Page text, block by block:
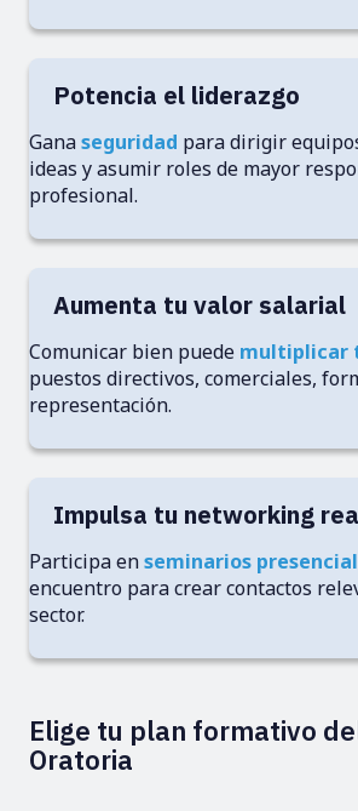
Potencia el liderazgo
Ganaseguridad para dirigir
ideas y asumir roles de mayor
profesional.
Aumenta tu valor salarial
Comunicar bien puede multiplicar
puestos directivos, comerciales,
representación.
Impulsa tu networking
Participa enseminarios
encuentro para crear contactos
sector.
Elige tu plan formativo
Oratoria